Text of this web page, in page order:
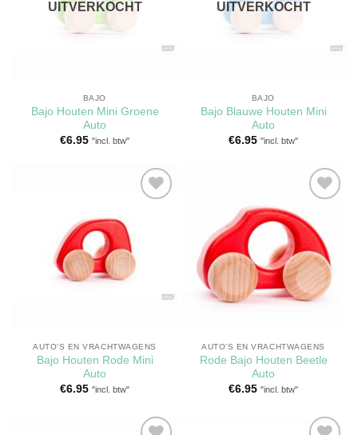
UITVERKOCHT
BAJO
Bajo Houten Mini Groene
Auto
€6.95 "incl. btw"
UITVERKOCHT
BAJO
Bajo Blauwe Houten Mini
Auto
€6.95 "incl. btw"
verlanglijst
AUTO'S EN VRACHTWAGENS
Bajo Houten Rode Mini
Auto
€6.95 "incl. btw"
Toevoegen
aan
verlanglijst
AUTO'S EN VRACHTWAGENS
Rode Bajo Houten Beetle
Auto
€6.95 "incl. btw"